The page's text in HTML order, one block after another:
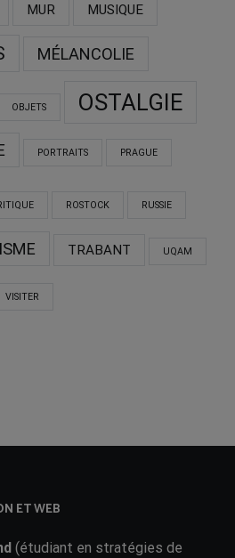
MUR MUSIQUE
MÉLANCOLIE
OBJETS OSTALGIE
PORTRAITS PRAGUE
ROSTOCK RUSSIE
TRABANT UQAM
VISITER
ET WEB
(étudiant en stratégies de